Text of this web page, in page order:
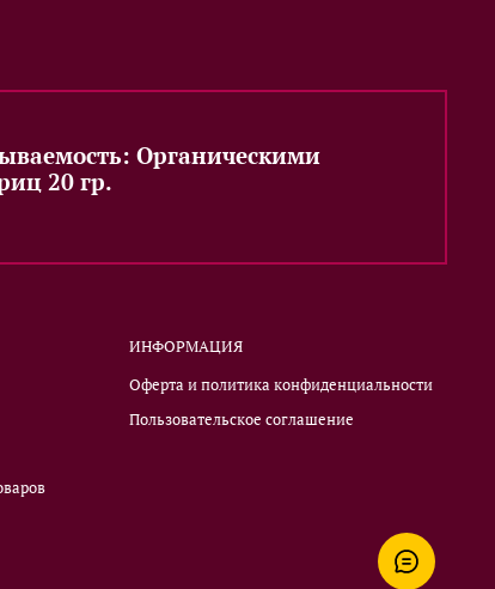
Органическими
20 гр.
ИНФОРМАЦИЯ
Оферта и политика конфиденциальности
Пользовательское соглашение